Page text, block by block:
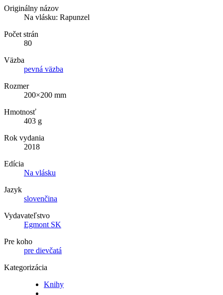
Originálny názov
Na vlásku: Rapunzel
Počet strán
80
Väzba
pevná väzba
Rozmer
200×200 mm
Hmotnosť
403 g
Rok vydania
2018
Edícia
Na vlásku
Jazyk
slovenčina
Vydavateľstvo
Egmont SK
Pre koho
pre dievčatá
Kategorizácia
Knihy